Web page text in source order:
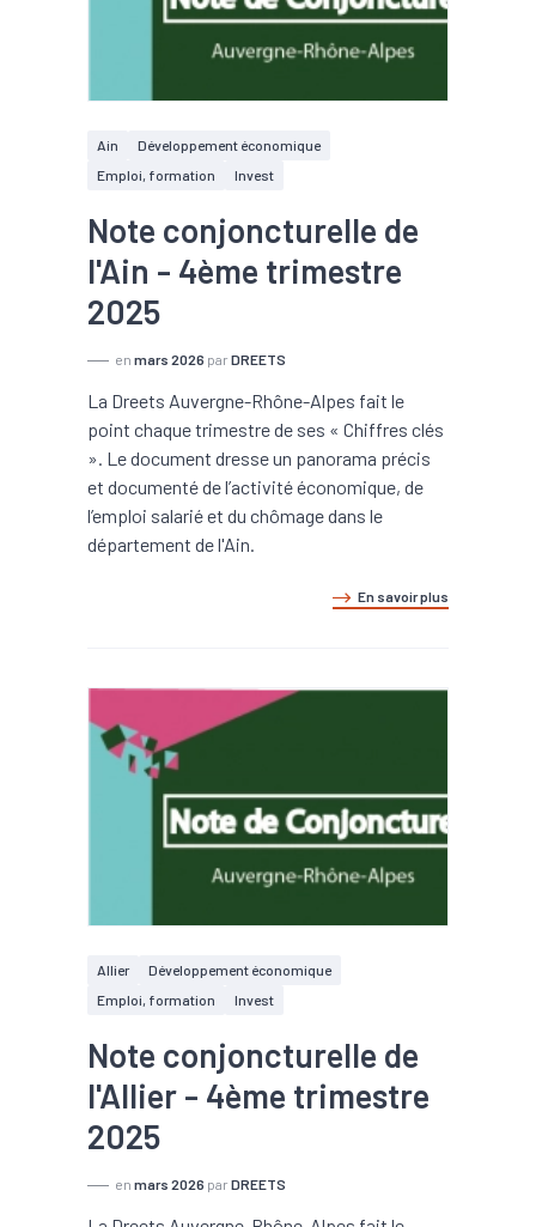
Ain
Développement économique
Emploi, formation
Invest
Note conjoncturelle de
l'Ain - 4ème trimestre
2025
en mars 2026 par DREETS
La Dreets Auvergne-Rhône-Alpes fait le
point chaque trimestre de ses « Chiffres clés
». Le document dresse un panorama précis
et documenté de l’activité économique, de
l’emploi salarié et du chômage dans le
département de l'Ain.
En savoir plus
Allier
Développement économique
Emploi, formation
Invest
Note conjoncturelle de
l'Allier - 4ème trimestre
2025
en mars 2026 par DREETS